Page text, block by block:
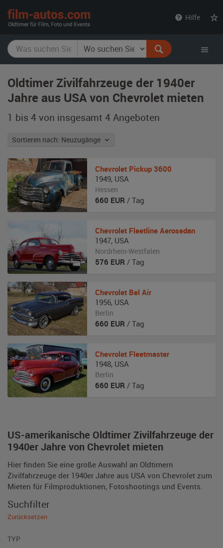
Hilfe
Oldtimer Zivilfahrzeuge der 1940er
Jahre aus USA von Chevrolet mieten
1 bis 4 von insgesamt 4 Angeboten
Sortieren nach: Neuzugänge
US-amerikanische Oldtimer Zivilfahrzeuge der
1940er Jahre von Chevrolet mieten
Hier finden Sie eine große Auswahl an Oldtimern
Zivilfahrzeuge der 1940er Jahre aus USA von Chevrolet zum
Mieten für Filmproduktionen, Fotoshootings und Events.
Chevrolet Pickup 3600
1949, USA
Hessen
660 EUR / Tag
Chevrolet Fleetline Aerosedan
1947, USA
Nordrhein-Westfalen
576 EUR / Tag
Chevrolet Bel Air
1956, USA
Berlin
660 EUR / Tag
Chevrolet Fleetmaster
1948, USA
Berlin
660 EUR / Tag
Suchfilter
Zurücksetzen
TYP